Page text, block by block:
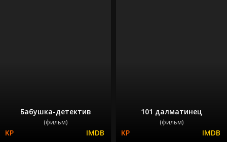
Бабушка-детектив
(фильм)
101 далматинец
(фильм)